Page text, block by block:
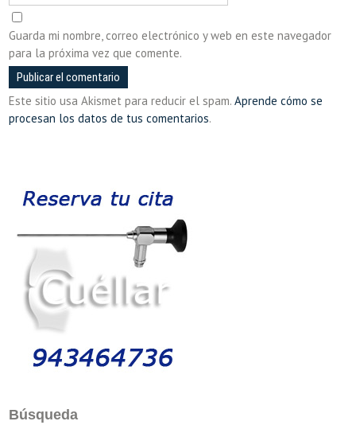
Guarda mi nombre, correo electrónico y web en este navegador
para la próxima vez que comente.
Este sitio usa Akismet para reducir el spam.Aprende cómo se
procesan los datos de tus comentarios.
Búsqueda